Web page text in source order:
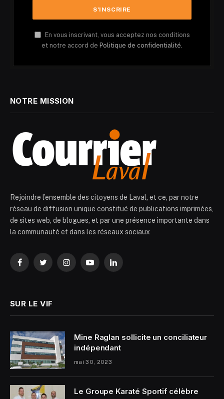
En vous inscrivant, vous acceptez nos conditions
et notre accord de Politique de confidentialité.
NOTRE MISSION
Rejoindre l’ensemble des citoyens de Laval, et ce, par notre
réseau de diffusion unique constitué de publications imprimées,
de sites web, de blogues, et par une présence importante dans
la communauté et dans les réseaux sociaux
FacebookTwitterInstagramYouTubeLinkedIn
SUR LE VIF
Mine Raglan sollicite un conciliateur
indépendant
mai 30, 2023
Le Groupe Karaté Sportif célèbre